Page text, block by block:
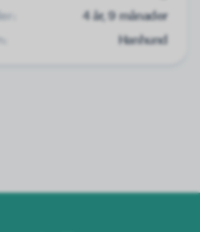
4 år, 9 månader
Hanhund